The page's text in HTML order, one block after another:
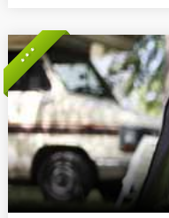
* * *